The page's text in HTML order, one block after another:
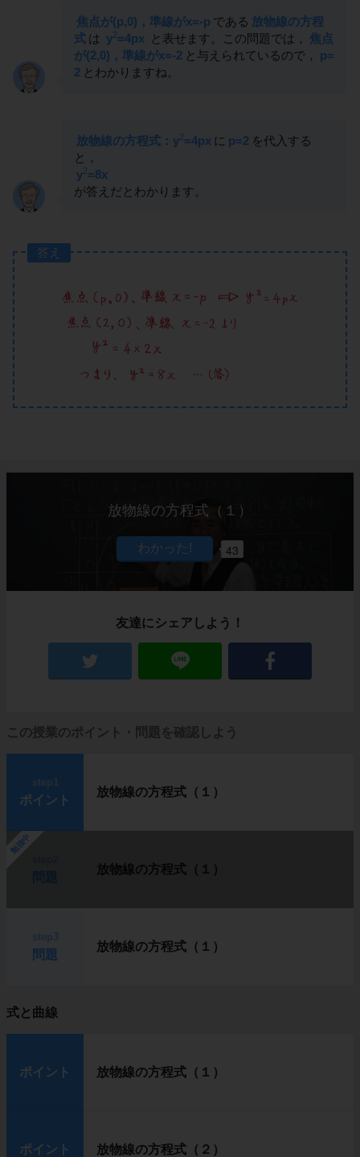
焦点が(p,0)，準線がx=-p である 放物線の方程
式 は y2=4px と表せます。この問題では， 焦点
が(2,0)，準線がx=-2 と与えられているので，
p=
2 とわかりますね。
放物線の方程式：y2=4px に p=2 を代入する
と，
y2=8x
が答えだとわかります。
答え
放物線の方程式（１）
43
友達にシェアしよう！
この授業のポイント・問題を確認しよう
ポイント
放物線の方程式（１）
勉強中
放物線の方程式（１）
問題
放物線の方程式（１）
式と曲線
ポイント 放物線の方程式（１）
ポイント 放物線の方程式（２）